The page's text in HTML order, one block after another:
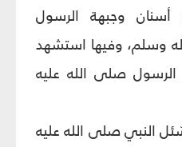
أسنان وجبهة الرسول
وسلم، وفيها استشهد
صلى الله عليه
النبي صلى الله عليه